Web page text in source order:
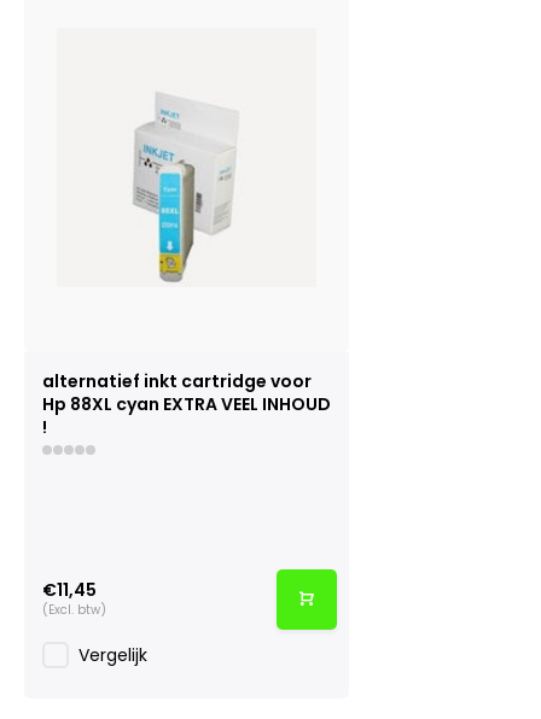
alternatief inkt cartridge voor
Hp 88XL cyan EXTRA VEEL INHOUD
!
€11,45
(Excl. btw)
Vergelijk